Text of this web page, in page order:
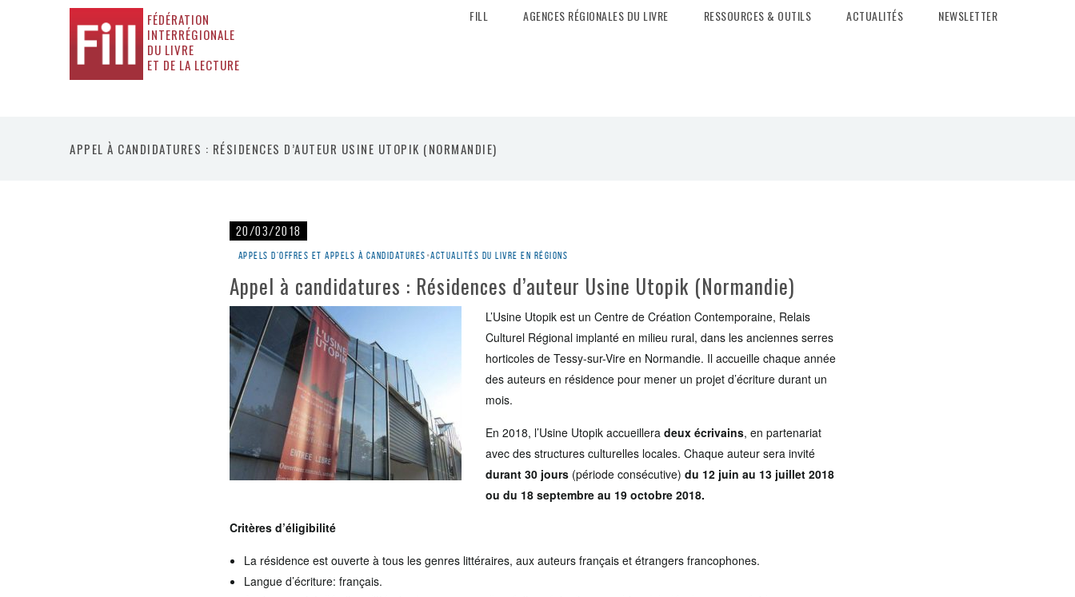
FÉDÉRATION
INTERRÉGIONALE
DU LIVRE
ET DE LA LECTURE
FILL AGENCES RÉGIONALES DU LIVRE RESSOURCES & OUTILS ACTUALITÉS NEWSLETTER
APPEL À CANDIDATURES : RÉSIDENCES D’AUTEUR USINE UTOPIK (NORMANDIE)
20/03/2018
Appels d'offres et appels à candidatures •Actualités du livre en régions
Appel à candidatures : Résidences d’auteur Usine Utopik (Normandie)
L’Usine Utopik est un Centre de Création Contemporaine, Relais
Culturel Régional implanté en milieu rural, dans les anciennes serres
horticoles de Tessy-sur-Vire en Normandie. Il accueille chaque année
des auteurs en résidence pour mener un projet d’écriture durant un
mois.
En 2018, l’Usine Utopik accueillera deux écrivains, en partenariat
avec des structures culturelles locales. Chaque auteur sera invité
durant 30 jours (période consécutive) du 12 juin au 13 juillet 2018
ou du 18 septembre au 19 octobre 2018.
Critères d’éligibilité
La résidence est ouverte à tous les genres littéraires, aux auteurs français et étrangers francophones.
Langue d’écriture: français.